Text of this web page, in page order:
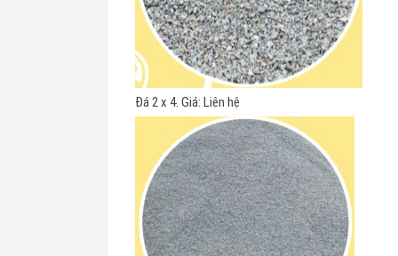
Đá 2 x 4. Giá: Liên hệ